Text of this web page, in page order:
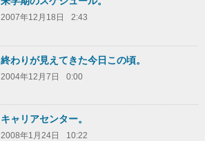
2007年12月18日 2:43
終わりが見えてきた今日この頃。
2004年12月7日 0:00
キャリアセンター。
2008年1月24日 10:22